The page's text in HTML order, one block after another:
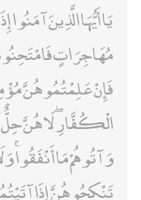
يَا أَيُّهَا الَّذِينَ
مُهَاجِرَاتٍ
فَإِنْ عَلِمْتُمُوهُنَّ
الْكُفَّارِ ۖ لَا هُنَّ حِلٌّ
وَآتُوهُمْ مَا
تَنْكِحُوهُنَّ إِذَا